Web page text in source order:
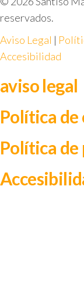
reservados.
Aviso Legal |
Accesibilidad
aviso legal
Política de
Política